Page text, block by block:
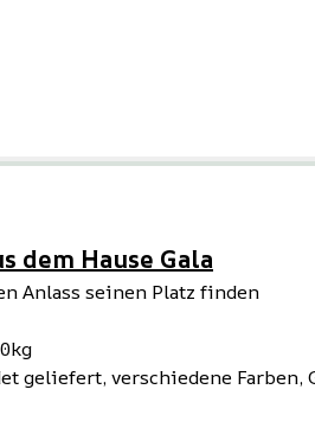
dem Hause Gala
Anlass seinen Platz finden
geliefert, verschiedene Farben,